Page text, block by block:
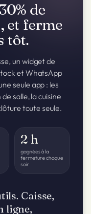
de
et ferme
tôt.
un widget de
et WhatsApp
seule app : les
salle, la cuisine
toute seule.
2 h
gagnées à la
fermeture chaque
soir
Caisse,
ligne,